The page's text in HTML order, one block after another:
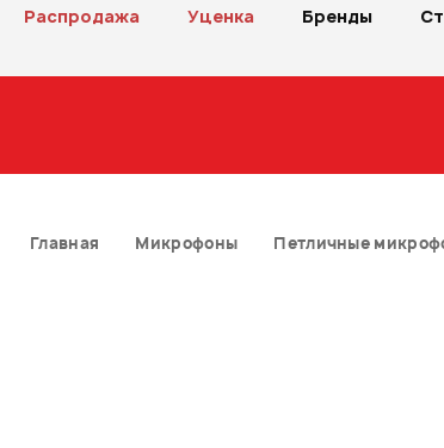
Распродажа Уценка Бренды
Главная Микрофоны Петличные